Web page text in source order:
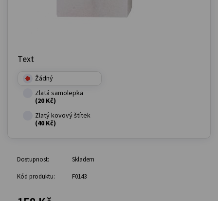
Text
Žádný
Zlatá samolepka
(20 Kč)
Zlatý kovový štítek
(40 Kč)
Dostupnost: Skladem
Kód produktu: F0143